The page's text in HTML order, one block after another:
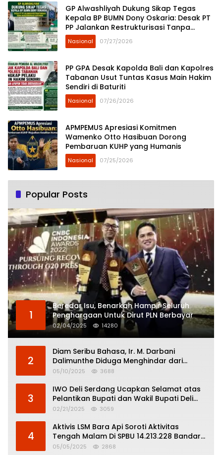
GP Alwashliyah Dukung Sikap Tegas
Kepala BP BUMN Dony Oskaria: Desak PT
PP Jalankan Restrukturisasi Tanpa
Mengorbankan Karyawan
Nasional 07/27/2026
PP GPA Desak Kapolda Bali dan Kapolres
Tabanan Usut Tuntas Kasus Main Hakim
Sendiri di Baturiti
Nasional 07/26/2026
APMPEMUS Apresiasi Komitmen
Wamenko Otto Hasibuan Dorong
Pembaruan KUHP yang Humanis
Nasional 07/25/2026
Popular Posts
1
Beredar Isu, Benarkah Hampir Seluruh
Penghargaan Untuk Dirut PLN Berbayar
02/04/2025 14280
2
Diam Seribu Bahasa, Ir. M. Darbani
Dalimunthe Diduga Menghindar dari
Pertanggungjawaban Politik
05/10/2025 3688
3
IWO Deli Serdang Ucapkan Selamat atas
Pelantikan Bupati dan Wakil Bupati Deli
Serdang
02/21/2025 3059
4
Aktivis LSM Bara Api Soroti Aktivitas
Tengah Malam Di SPBU 14.213.228 Bandar
Tinggi
05/05/2025 2868